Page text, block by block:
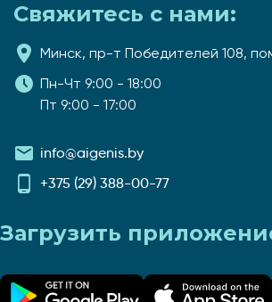
Свяжитесь с нами:
Минск, пр-т Победителей 108,
Пн-Чт 9:00 - 18:00
Пт 9:00 - 17:00
info@aigenis.by
+375 (29) 388-00-77
Загрузить